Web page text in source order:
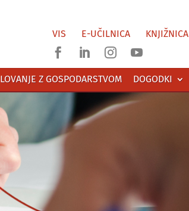
Z GOSPODARSTVOM DOGODKI
VIS E-UČILNICA KNJIŽNICA
   